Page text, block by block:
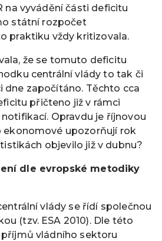
na vyvádění části deficitu
státní rozpočet
praktiku vždy kritizovala.
že se tomuto deficitu
centrální vlády to tak či
dne započítáno. Těchto cca
přičteno již v rámci
Opravdu je říjnovou
ekonomové upozorňují rok
objevilo již v dubnu?
dle evropské metodiky
vlády se řídí společnou
(tzv. ESA 2010). Dle této
vládního sektoru